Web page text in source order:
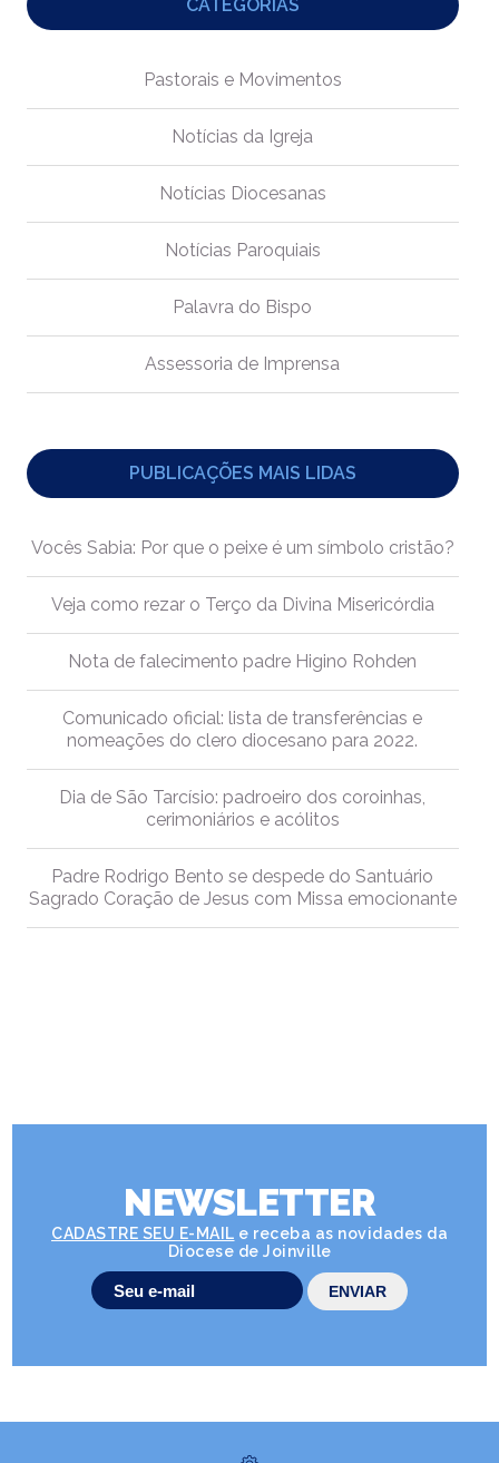
CATEGORIAS
Pastorais e Movimentos
Notícias da Igreja
Notícias Diocesanas
Notícias Paroquiais
Palavra do Bispo
Assessoria de Imprensa
PUBLICAÇÕES MAIS LIDAS
Vocês Sabia: Por que o peixe é um símbolo cristão?
Veja como rezar o Terço da Divina Misericórdia
Nota de falecimento padre Higino Rohden
Comunicado oficial: lista de transferências e
nomeações do clero diocesano para 2022.
Dia de São Tarcísio: padroeiro dos coroinhas,
cerimoniários e acólitos
Padre Rodrigo Bento se despede do Santuário
Sagrado Coração de Jesus com Missa emocionante
NEWSLETTER
CADASTRE SEU E-MAIL e receba as novidades da
Diocese de Joinville